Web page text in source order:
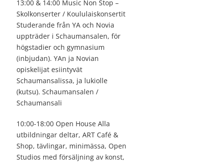
13:00 & 14:00 Music Non Stop –
Skolkonserter / Koululaiskonsertit
Studerande från YA och Novia
uppträder i Schaumansalen, för
högstadier och gymnasium
(inbjudan). YAn ja Novian
opiskelijat esiintyvät
Schaumansalissa, ja lukiolle
(kutsu). Schaumansalen /
Schaumansali
10:00-18:00 Open House Alla
utbildningar deltar, ART Café &
Shop, tävlingar, minimässa, Open
Studios med försäljning av konst,